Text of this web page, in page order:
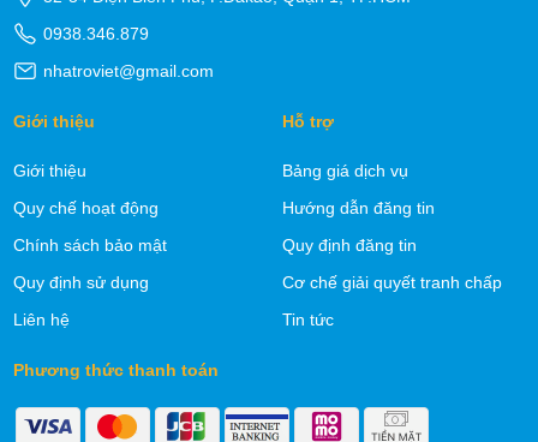
0938.346.879
nhatroviet@gmail.com
Giới thiệu
Giới thiệu
Quy chế hoạt động
Chính sách bảo mật
Quy định sử dụng
Liên hệ
Hỗ trợ
Bảng giá dịch vụ
Hướng dẫn đăng tin
Quy định đăng tin
Cơ chế giải quyết tranh chấp
Tin tức
Phương thức thanh toán